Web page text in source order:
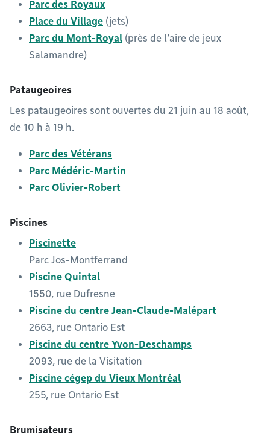
Parc des Royaux
Place du Village (jets)
Parc du Mont-Royal (près de l’aire de jeux
Salamandre)
Pataugeoires
Les pataugeoires sont ouvertes du 21 juin au 18 août,
de 10 h à 19 h.
Parc des Vétérans
Parc Médéric-Martin
Parc Olivier-Robert
Piscines
Piscinette
Parc Jos-Montferrand
Piscine Quintal
1550, rue Dufresne
Piscine du centre Jean-Claude-Malépart
2663, rue Ontario Est
Piscine du centre Yvon-Deschamps
2093, rue de la Visitation
Piscine cégep du Vieux Montréal
255, rue Ontario Est
Brumisateurs